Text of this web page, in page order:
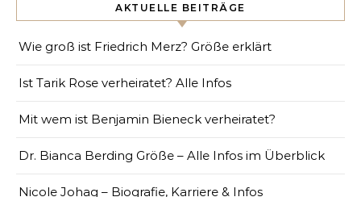
AKTUELLE BEITRÄGE
Wie groß ist Friedrich Merz? Größe erklärt
Ist Tarik Rose verheiratet? Alle Infos
Mit wem ist Benjamin Bieneck verheiratet?
Dr. Bianca Berding Größe – Alle Infos im Überblick
Nicole Johag – Biografie, Karriere & Infos